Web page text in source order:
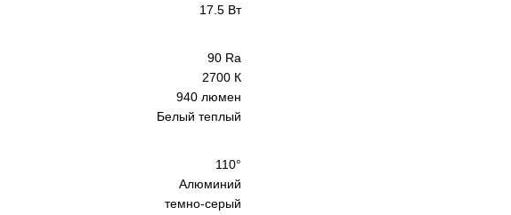
17.5 Вт
90 Ra
2700 К
940 люмен
Белый теплый
110°
Алюминий
темно-серый